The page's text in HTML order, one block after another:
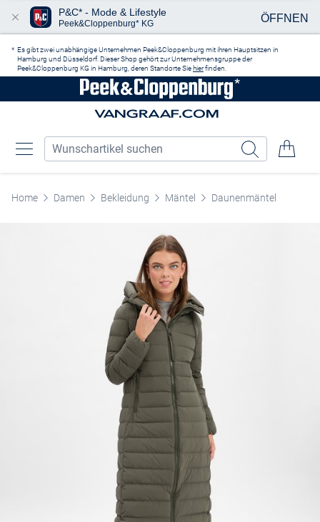
Es gibt zwei unabhängige Unternehmen Peek&Cloppenburg mit ihren Hauptsitzen in
Hamburg und Düsseldorf. Dieser Shop gehört zur Unternehmensgruppe der
Peek&Cloppenburg KG in Hamburg, deren Standorte Sie hierfinden.
Home Damen Bekleidung Mäntel Daunenmäntel
P&C* - Mode & Lifestyle
Peek&Cloppenburg* KG ÖFFNEN